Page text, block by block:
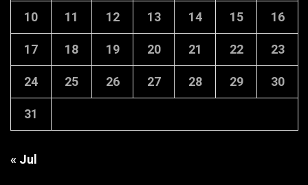
10 11 12 13 14 15 16
17 18 19 20 21 22 23
24 25 26 27 28 29 30
31
« Jul